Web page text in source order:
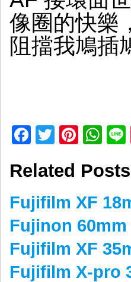
像圈的快樂
阻擋我鳩插
Facebook
Twitter
Related
Fujifilm XF
Fujinon 60mm
Fujifilm XF
Fujifilm X-pro